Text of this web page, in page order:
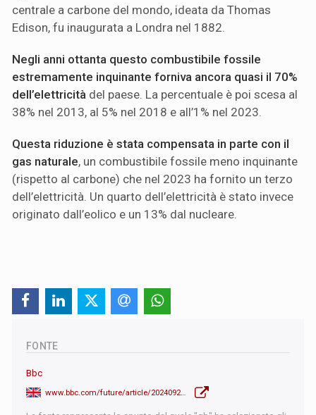
centrale a carbone del mondo, ideata da Thomas
Edison, fu inaugurata a Londra nel 1882.
Negli anni ottanta questo combustibile fossile
estremamente inquinante forniva ancora quasi il 70%
dell’elettricità del paese. La percentuale è poi scesa al
38% nel 2013, al 5% nel 2018 e all’1% nel 2023.
Questa riduzione è stata compensata in parte con il
gas naturale, un combustibile fossile meno inquinante
(rispetto al carbone) che nel 2023 ha fornito un terzo
dell’elettricità. Un quarto dell’elettricità è stato invece
originato dall’eolico e un 13% dal nucleare.
FONTE
Bbc